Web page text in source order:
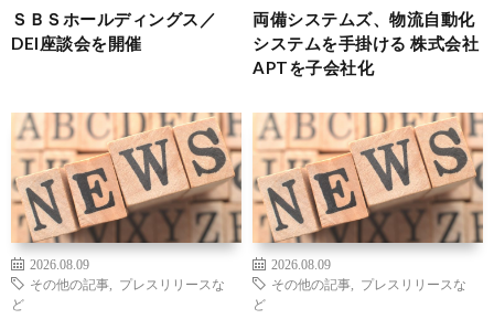
ＳＢＳホールディングス／
DEI座談会を開催
両備システムズ、物流自動化
システムを手掛ける 株式会社
APTを子会社化
2026.08.09
その他の記事
プレスリリースな
ど
2026.08.09
その他の記事
プレスリリースな
ど